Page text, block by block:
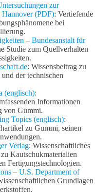
zur
(PDF): Vertiefende
bei
– Bundesanstalt für
Studie zum Quellverhalten
: Wissensbeitrag zu
der technischen
(englisch):
Informationen
von Gummi.
Topics (englisch):
zu Gummi, seinen
Verlag: Wissenschaftliches
Kautschukmaterialien
Fertigungstechnologien.
– U.S. Department of
Grundlagen